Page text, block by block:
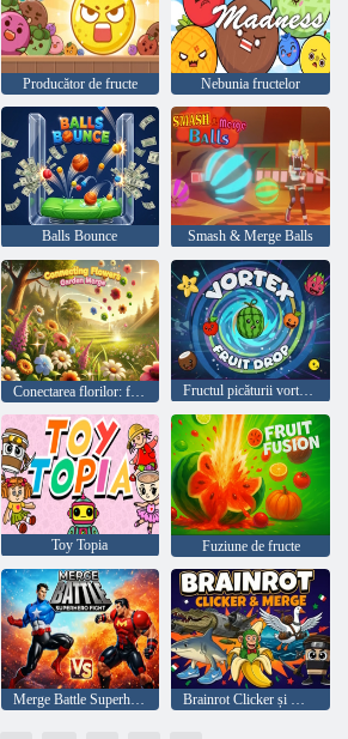
Producător de fructe Nebunia fructelor
Balls Bounce Smash & Merge Balls
Conectarea florilor: fuziunea grădinii Fructul picăturii vortexului
Toy Topia Fuziune de fructe
Merge Battle Superhero Fight